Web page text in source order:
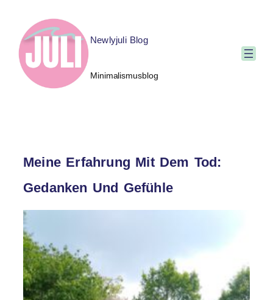
Newlyjuli Blog
Minimalismusblog
Meine Erfahrung Mit Dem Tod:
Gedanken Und Gefühle